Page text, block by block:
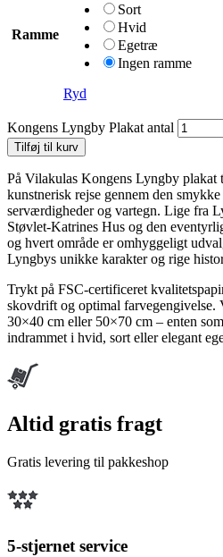
Ramme
Sort
Hvid
Egetræ
Ingen ramme
Ryd
Kongens Lyngby Plakat antal
Tilføj til kurv
På Vilakulas Kongens Lyngby plakat
kunstnerisk rejse gennem den
serværdigheder og vartegn. Lige fra
Støvlet-Katrines Hus og den
og hvert område er omhyggeligt
Lyngbys unikke karakter og rige
Trykt på FSC-certificeret
skovdrift og optimal farvegengivelse.
30×40 cm eller 50×70 cm – enten
indrammet i hvid, sort eller elegant
Altid gratis fragt
Gratis levering til pakkeshop
5-stjernet service